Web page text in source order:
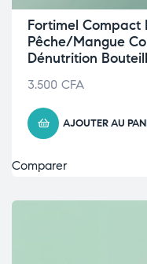
Fortimel Compact
Pêche/Mangue
Dénutrition
3.500 CFA
AJOUTER AU
Comparer